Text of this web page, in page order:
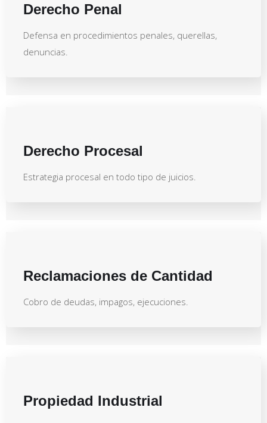
Derecho Penal
Defensa en procedimientos penales, querellas,
denuncias.
Derecho Procesal
Estrategia procesal en todo tipo de juicios.
Reclamaciones de Cantidad
Cobro de deudas, impagos, ejecuciones.
Propiedad Industrial